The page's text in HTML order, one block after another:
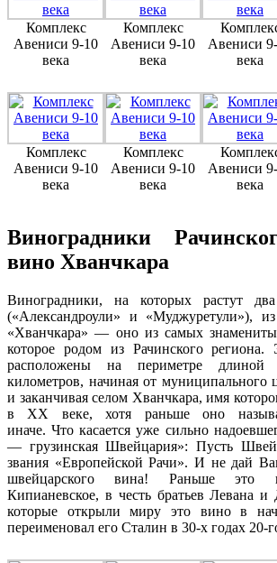
Комплекс
Авениси 9-10
века
Комплекс
Авениси 9-10
века
Авениси
века
Комплекс
Авениси 9-10
века
Комплекс
Авениси 9-10
века
Авениси
века
Виноградники
вино Хванчкара
Виноградники, на которых растут
(«Александроули» и «Муджуретули»),
«Хванчкара» — оно из самых
которое родом из Рачинского региона.
расположены на периметре
километров, начиная от муниципального
и заканчивая селом Хванчкара, имя
в ХХ веке, хотя раньше оно
иначе.Что касается уже сильно
— грузинская Швейцария»: Пусть
звания «Европейской Рачи». И не дай
швейцарского вина! Раньше это
Кипианевское, в честь братьев Левана
которые открыли миру это вино в
переименовал его Сталин в 30-х годах 20-